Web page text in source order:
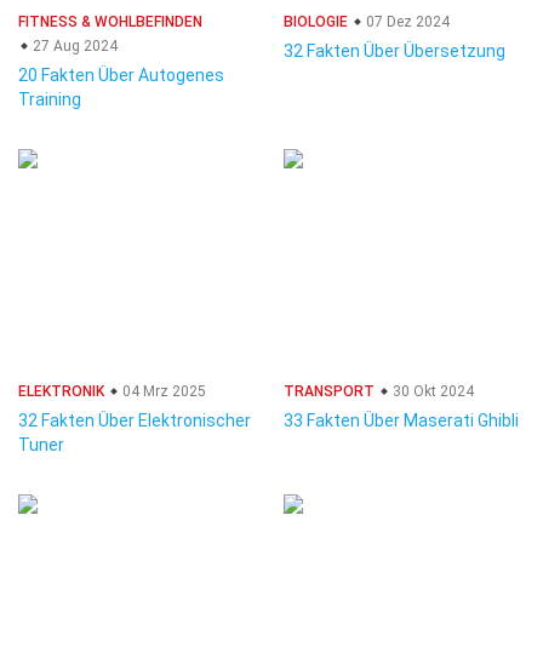
FITNESS & WOHLBEFINDEN
27 Aug 2024
20 Fakten Über Autogenes
Training
BIOLOGIE 07 Dez 2024
32 Fakten Über Übersetzung
ELEKTRONIK 04 Mrz 2025
32 Fakten Über Elektronischer
Tuner
TRANSPORT 30 Okt 2024
33 Fakten Über Maserati Ghibli